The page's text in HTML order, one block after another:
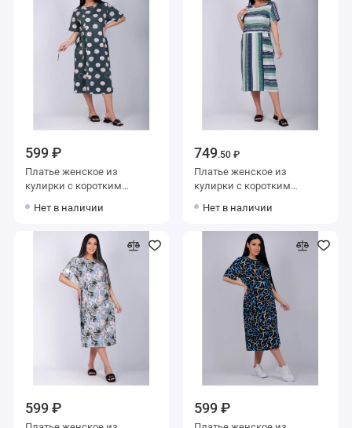
599 ₽
Платье женское из
кулирки с коротким
Нет в наличии
749.50 ₽
Платье женское из
кулирки с коротким
Нет в наличии
599 ₽ 599 ₽